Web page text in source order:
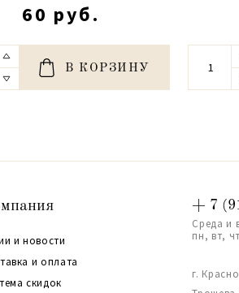
60 руб.
В КОРЗИНУ
и новости
и оплата
скидок
+ 7
Среда и
пн, вт,
г.